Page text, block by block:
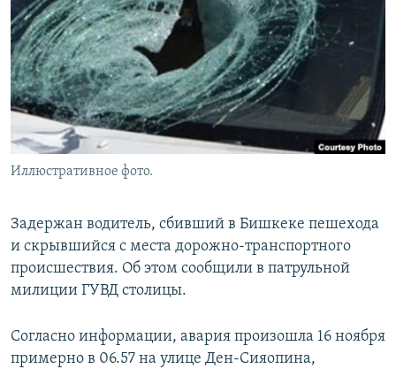
TÜRKMENÇE
Иллюстративное фото.
Задержан водитель, сбивший в Бишкеке пешехода
и скрывшийся с места дорожно-транспортного
происшествия. Об этом сообщили в патрульной
милиции ГУВД столицы.
Согласно информации, авария произошла 16 ноября
примерно в 06.57 на улице Ден-Сияопина,